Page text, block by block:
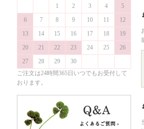
1
2 3 4
5
6
7 8 9 10 11
12
13
14 15 16 17 18
19
20
21 22 23 24 25
26
27
28 29
30
ご注文は24時間365日いつでもお受付して
おります。